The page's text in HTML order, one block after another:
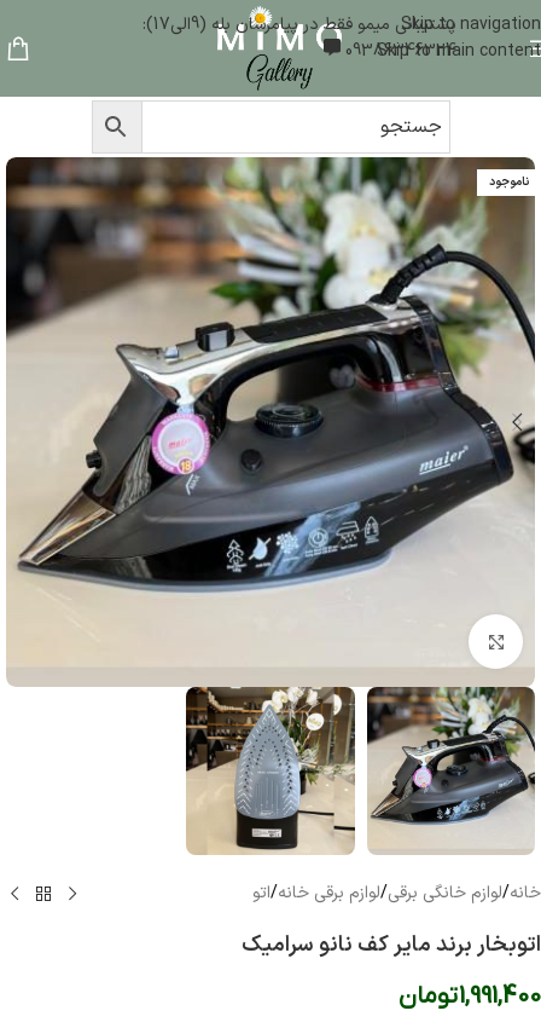
Skip to navigation
Skip to main content
پشتیبانی میمو فقط در پیامرسان بله (9الی17):
09386346324
ناموجود
بزرگنمایی تصویر
خانه/لوازم خانگی برقی/لوازم برقی خانه/اتو
اتوبخار برند مایر کف نانو سرامیک
1,991,400تومان